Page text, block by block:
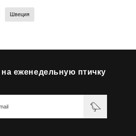
Швеция
еженедельную птичку